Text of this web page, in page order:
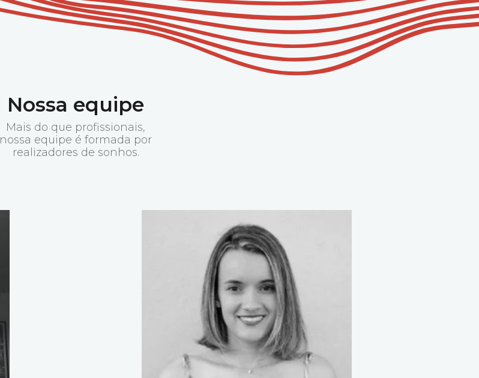
Nossa equipe
Mais do que profissionais,
nossa equipe é formada por
realizadores de sonhos.